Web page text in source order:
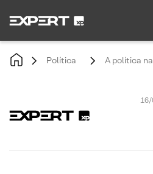
Política A política
16/